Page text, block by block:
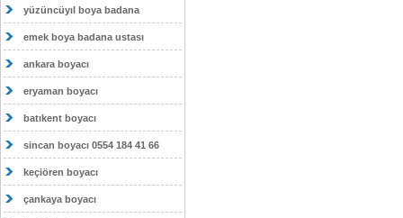
yüzüncüyıl boya badana
emek boya badana ustası
ankara boyacı
eryaman boyacı
batıkent boyacı
sincan boyacı 0554 184 41 66
keçiören boyacı
çankaya boyacı